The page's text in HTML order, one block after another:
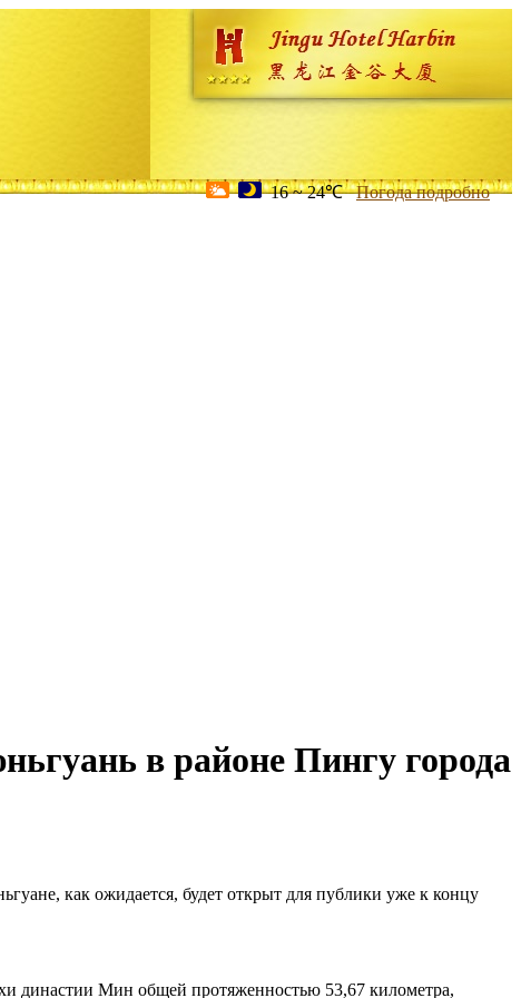
16 ~ 24℃ Погода подробно
в районе Пингу города
как ожидается, будет открыт для публики уже к концу
династии Мин общей протяженностью 53,67 километра,